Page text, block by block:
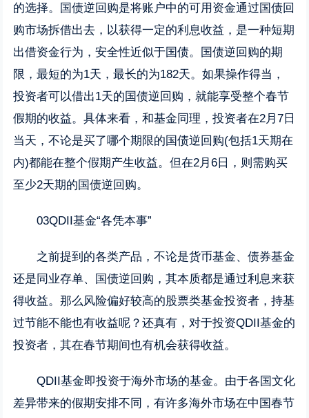
的选择。国债逆回购是将账户中的可用资金通过国债回
购市场拆借出去，以获得一定的利息收益，是一种短期
出借资金行为，安全性近似于国债。国债逆回购的期
限，最短的为1天，最长的为182天。如果操作得当，
投资者可以借出1天的国债逆回购，就能享受整个春节
假期的收益。具体来看，和基金同理，投资者在2月7日
当天，不论是买了哪个期限的国债逆回购(包括1天期在
内)都能在整个假期产生收益。但在2月6日，则需购买
至少2天期的国债逆回购。
03QDII基金“各凭本事”
之前提到的各类产品，不论是货币基金、债券基金
还是同业存单、国债逆回购，其本质都是通过利息来获
得收益。那么风险偏好较高的股票类基金投资者，持基
过节能不能也有收益呢？还真有，对于投资QDII基金的
投资者，其在春节期间也有机会获得收益。
QDII基金即投资于海外市场的基金。由于各国文化
差异带来的假期安排不同，有许多海外市场在中国春节